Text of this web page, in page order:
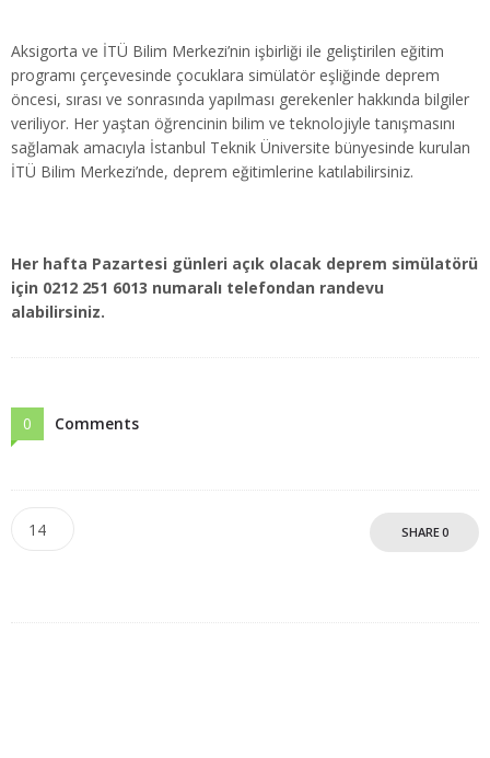
Aksigorta ve İTÜ Bilim Merkezi’nin işbirliği ile geliştirilen eğitim
programı çerçevesinde çocuklara simülatör eşliğinde deprem
öncesi, sırası ve sonrasında yapılması gerekenler hakkında bilgiler
veriliyor. Her yaştan öğrencinin bilim ve teknolojiyle tanışmasını
sağlamak amacıyla İstanbul Teknik Üniversite bünyesinde kurulan
İTÜ Bilim Merkezi’nde, deprem eğitimlerine katılabilirsiniz.
Her hafta Pazartesi günleri açık olacak deprem simülatörü
için 0212 251 6013 numaralı telefondan randevu
alabilirsiniz.
0 Comments
14 SHARE0